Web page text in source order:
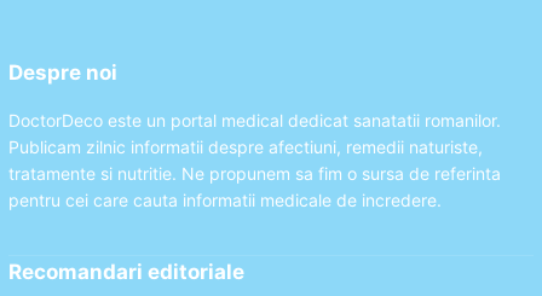
Despre noi
DoctorDeco este un portal medical dedicat sanatatii romanilor.
Publicam zilnic informatii despre afectiuni, remedii naturiste,
tratamente si nutritie. Ne propunem sa fim o sursa de referinta
pentru cei care cauta informatii medicale de incredere.
Recomandari editoriale